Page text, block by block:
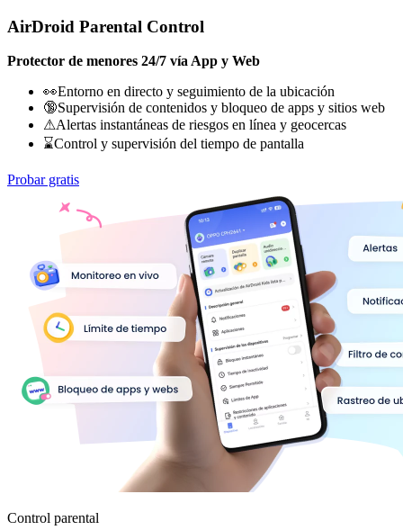
AirDroid Parental Control
Protector de menores 24/7 vía App y Web
👀Entorno en directo y seguimiento de la ubicación
🔞Supervisión de contenidos y bloqueo de apps y sitios web
⚠Alertas instantáneas de riesgos en línea y geocercas
⌛Control y supervisión del tiempo de pantalla
Probar gratis
Control parental